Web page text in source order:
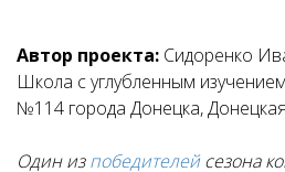
Автор проекта: Сидоренко
Школа с углубленным
№114 города Донецка,
Один изпобедителейсезона